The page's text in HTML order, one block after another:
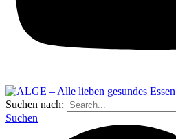
Suchen nach:
Suchen